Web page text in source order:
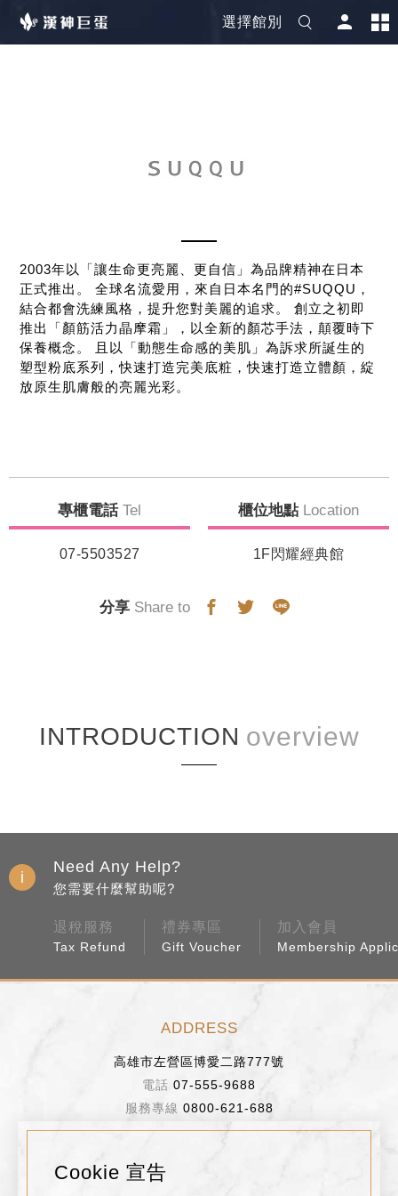
Cookie 宣告
選擇館別
2003年以「讓生命更亮麗、更自信」為品牌精神在日本
正式推出。 全球名流愛用，來自日本名門的#SUQQU，
結合都會洗練風格，提升您對美麗的追求。 創立之初即
推出「顏筋活力晶摩霜」，以全新的顏芯手法，顛覆時下
保養概念。 且以「動態生命感的美肌」為訴求所誕生的
塑型粉底系列，快速打造完美底粧，快速打造立體顏，綻
放原生肌膚般的亮麗光彩。
專櫃電話 Tel
07-5503527
櫃位地點 Location
1F閃耀經典館
分享 Share to
INTRODUCTION
Need Any Help?
您需要什麼幫助呢?
退稅服務
Tax Refund
禮券專區
Gift Voucher
加入會員
Membership
ADDRESS
高雄市左營區博愛二路777號
07-555-9688
0800-621-688